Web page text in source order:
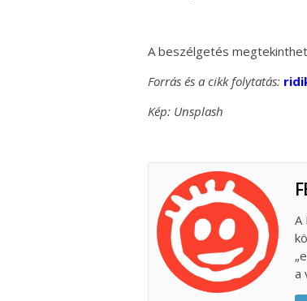
A beszélgetés
Forrás és a cikk folytatás:
Kép: Unsplash
A
a